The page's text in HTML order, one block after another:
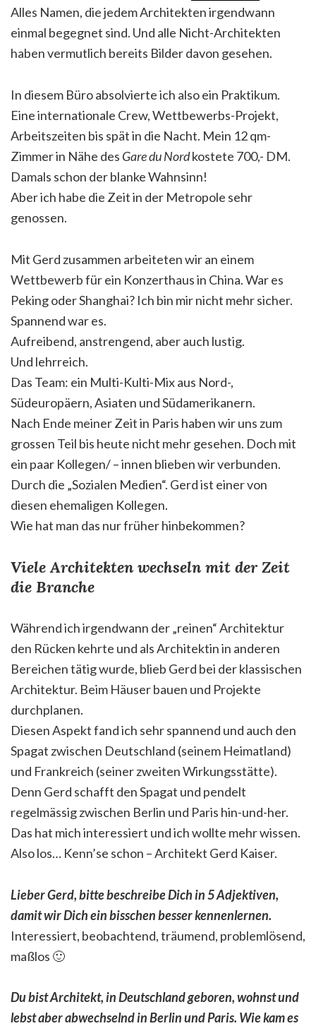
Alles Namen, die jedem Architekten irgendwann
einmal begegnet sind. Und alle Nicht-Architekten
haben vermutlich bereits Bilder davon gesehen.
In diesem Büro absolvierte ich also ein Praktikum.
Eine internationale Crew, Wettbewerbs-Projekt,
Arbeitszeiten bis spät in die Nacht. Mein 12 qm-
Zimmer in Nähe des Gare du Nordkostete 700,- DM.
Damals schon der blanke Wahnsinn!
Aber ich habe die Zeit in der Metropole sehr
genossen.
Mit Gerd zusammen arbeiteten wir an einem
Wettbewerb für ein Konzerthaus in China. War es
Peking oder Shanghai? Ich bin mir nicht mehr sicher.
Spannend war es.
Aufreibend, anstrengend, aber auch lustig.
Und lehrreich.
Das Team: ein Multi-Kulti-Mix aus Nord-,
Südeuropäern, Asiaten und Südamerikanern.
Nach Ende meiner Zeit in Paris haben wir uns zum
grossen Teil bis heute nicht mehr gesehen. Doch mit
ein paar Kollegen/ – innen blieben wir verbunden.
Durch die „Sozialen Medien“. Gerd ist einer von
diesen ehemaligen Kollegen.
Wie hat man das nur früher hinbekommen?
Viele Architekten wechseln mit der Zeit
die Branche
Während ich irgendwann der „reinen“ Architektur
den Rücken kehrte und als Architektin in anderen
Bereichen tätig wurde, blieb Gerd bei der klassischen
Architektur. Beim Häuser bauen und Projekte
durchplanen.
Diesen Aspekt fand ich sehr spannend und auch den
Spagat zwischen Deutschland (seinem Heimatland)
und Frankreich (seiner zweiten Wirkungsstätte).
Denn Gerd schafft den Spagat und pendelt
regelmässig zwischen Berlin und Paris hin-und-her.
Das hat mich interessiert und ich wollte mehr wissen.
Also los… Kenn’se schon – Architekt Gerd Kaiser.
Lieber Gerd, bitte beschreibe Dich in 5 Adjektiven,
damit wir Dich ein bisschen besser kennenlernen.
Interessiert, beobachtend, träumend, problemlösend,
maßlos 🙂
Du bist Architekt, in Deutschland geboren, wohnst und
lebst aber abwechselnd in Berlin und Paris. Wie kam es